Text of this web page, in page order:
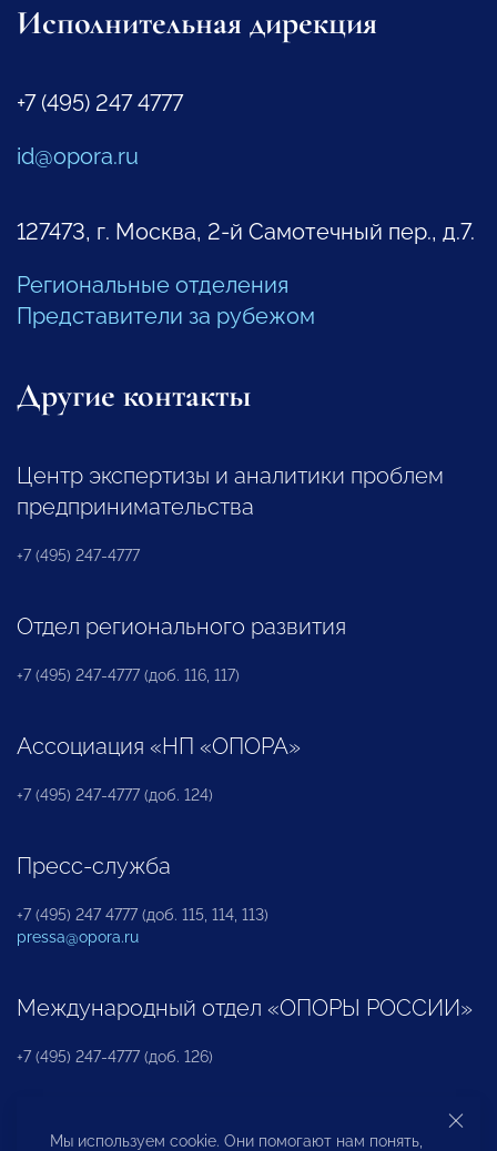
Исполнительная дирекция
+7 (495) 247 4777
id@opora.ru
127473, г. Москва, 2-й Самотечный пер., д.7.
Региональные отделения
Представители за рубежом
Другие контакты
Центр экспертизы и аналитики проблем
предпринимательства
+7 (495) 247-4777
Отдел регионального развития
+7 (495) 247-4777 (доб. 116, 117)
Ассоциация «НП «ОПОРА»
+7 (495) 247-4777 (доб. 124)
Пресс-служба
+7 (495) 247 4777 (доб. 115, 114, 113)
pressa@opora.ru
Международный отдел «ОПОРЫ РОССИИ»
+7 (495) 247-4777 (доб. 126)
Бюро по защите прав предпринимателей и
Мы используем cookie. Они помогают нам понять,